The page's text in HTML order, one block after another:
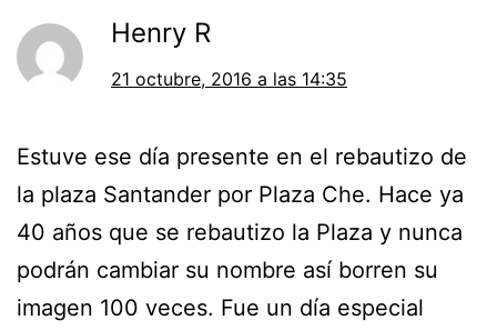
Henry R
21 octubre, 2016 a las 14:35
Estuve ese día presente en el rebautizo de
la plaza Santander por Plaza Che. Hace ya
40 años que se rebautizo la Plaza y nunca
podrán cambiar su nombre así borren su
imagen 100 veces. Fue un día especial